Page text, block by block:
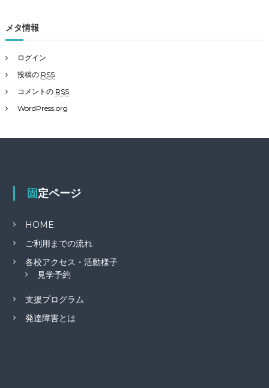
メタ情報
ログイン
投稿の RSS
コメントの RSS
WordPress.org
固定ページ
HOME
ご利用までの流れ
各校アクセス・活動様子
見学予約
支援プログラム
発達障害とは